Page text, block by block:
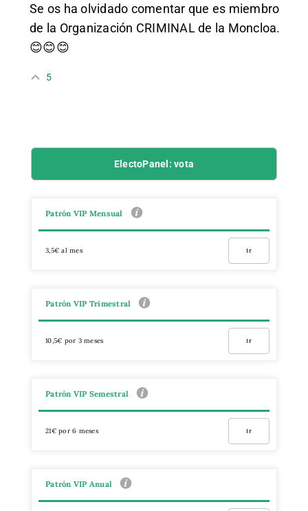
Se os ha olvidado comentar que es miembro
de la Organización CRIMINAL de la Moncloa.
😊😊😊
5
ElectoPanel: vota
Patrón VIP Mensual
3,5€ al mes Ir
Patrón VIP Trimestral
10,5€ por 3 meses Ir
Patrón VIP Semestral
21€ por 6 meses Ir
Patrón VIP Anual